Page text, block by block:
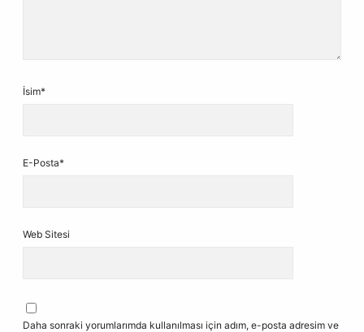
İsim*
E-Posta*
Web Sitesi
Daha sonraki yorumlarımda kullanılması için adım, e-posta adresim ve